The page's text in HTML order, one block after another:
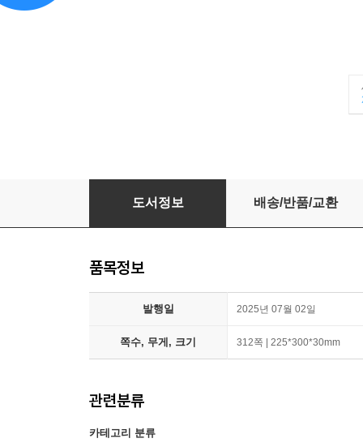
100발100중 기출문제집 고등 공통국어2 비상
도서정보 배송/반품/교환
품목정보
발행일 2025년 07월 02일
쪽수, 무게, 크기 312쪽 | 225*300*30mm
관련분류
카테고리 분류